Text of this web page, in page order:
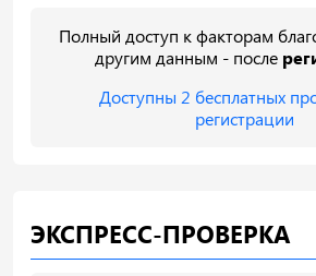
Полный доступ к факторам
другим данным - после
Доступны 2 бесплатных
регистрации
ЭКСПРЕСС-ПРОВЕРКА